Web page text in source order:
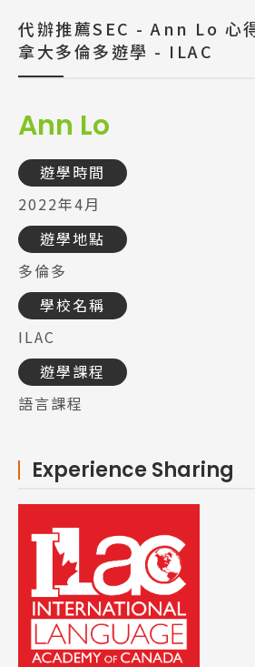
代辦推薦SEC - Ann Lo 心
拿大多倫多遊學 - ILAC
Ann Lo
遊學時間
2022年4月
遊學地點
多倫多
學校名稱
ILAC
遊學課程
語言課程
Experience Sharing